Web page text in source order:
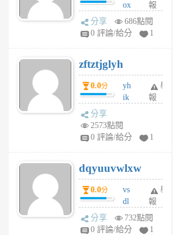
前
ox
rh
pe
月
前
報
分享
686點閱
0 評論/給分
1
zftztjglyh
0.0分
yh
ik
tu
6
個
月
前
舉
報
分享
2573點閱
0 評論/給分
1
dqyuuvwlxw
0.0分
vs
dl
sq
fy
舉
報
分享
732點閱
0 評論/給分
1